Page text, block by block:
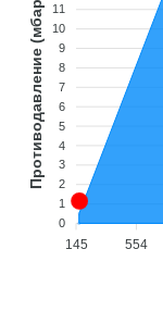
11
10
9
8
7
6
5
4
3
2
1
0
Противодавление (мбар)
145 554